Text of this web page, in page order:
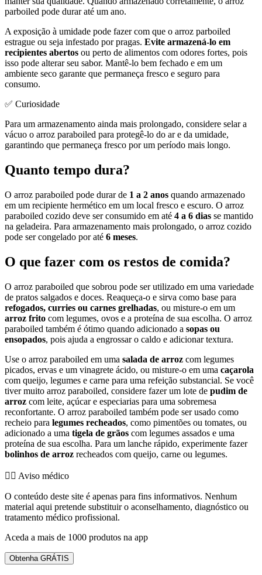
parboiled pode durar até um ano.
A exposição à umidade pode fazer com que o arroz parboiled
estrague ou seja infestado por pragas. Evite armazená-lo em
recipientes abertos ou perto de alimentos com odores fortes, pois
isso pode alterar seu sabor. Mantê-lo bem fechado e em um
ambiente seco garante que permaneça fresco e seguro para
consumo.
✅ Curiosidade
Para um armazenamento ainda mais prolongado, considere selar a
vácuo o arroz paraboiled para protegê-lo do ar e da umidade,
garantindo que permaneça fresco por um período mais longo.
Quanto tempo dura?
O arroz paraboiled pode durar de 1 a 2 anos quando armazenado
em um recipiente hermético em um local fresco e escuro. O arroz
paraboiled cozido deve ser consumido em até 4 a 6 dias se mantido
na geladeira. Para armazenamento mais prolongado, o arroz cozido
pode ser congelado por até 6 meses.
O que fazer com os restos de comida?
O arroz paraboiled que sobrou pode ser utilizado em uma variedade
de pratos salgados e doces. Reaqueça-o e sirva como base para
refogados, curries ou carnes grelhadas, ou misture-o em um
arroz frito com legumes, ovos e a proteína de sua escolha. O arroz
paraboiled também é ótimo quando adicionado a sopas ou
ensopados, pois ajuda a engrossar o caldo e adicionar textura.
Use o arroz paraboiled em uma salada de arroz com legumes
picados, ervas e um vinagrete ácido, ou misture-o em uma caçarola
com queijo, legumes e carne para uma refeição substancial. Se você
tiver muito arroz paraboiled, considere fazer um lote de pudim de
arroz com leite, açúcar e especiarias para uma sobremesa
reconfortante. O arroz paraboiled também pode ser usado como
recheio para legumes recheados, como pimentões ou tomates, ou
adicionado a uma tigela de grãos com legumes assados e uma
proteína de sua escolha. Para um lanche rápido, experimente fazer
bolinhos de arroz recheados com queijo, carne ou legumes.
👨‍⚕️️ Aviso médico
O conteúdo deste site é apenas para fins informativos. Nenhum
material aqui pretende substituir o aconselhamento, diagnóstico ou
tratamento médico profissional.
Aceda a mais de 1000 produtos na app
Obtenha GRÁTIS